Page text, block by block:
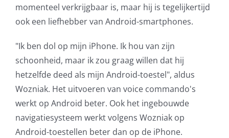
SLA overeenkomsten
Remote Help
WordPress SLA Contract
Contact
momenteel verkrijgbaar is, maar hij is tegelijkertijd
ook een liefhebber van Android-smartphones.
"Ik ben dol op mijn iPhone. Ik hou van zijn
schoonheid, maar ik zou graag willen dat hij
hetzelfde deed als mijn Android-toestel", aldus
Wozniak. Het uitvoeren van voice commando's
werkt op Android beter. Ook het ingebouwde
navigatiesysteem werkt volgens Wozniak op
Android-toestellen beter dan op de iPhone.